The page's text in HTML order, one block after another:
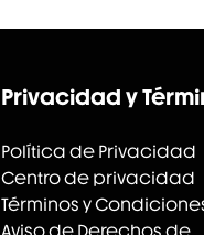
Privacidad y
Política de Privacidad
Centro de privacidad
Términos y